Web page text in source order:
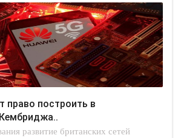
развитие британских сетей